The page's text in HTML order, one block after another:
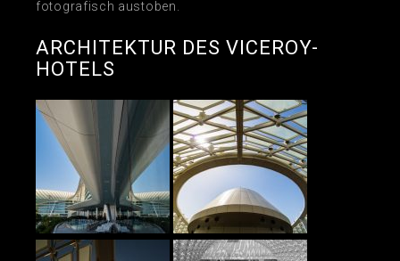
fotografisch austoben.
ARCHITEKTUR DES VICEROY-
HOTELS